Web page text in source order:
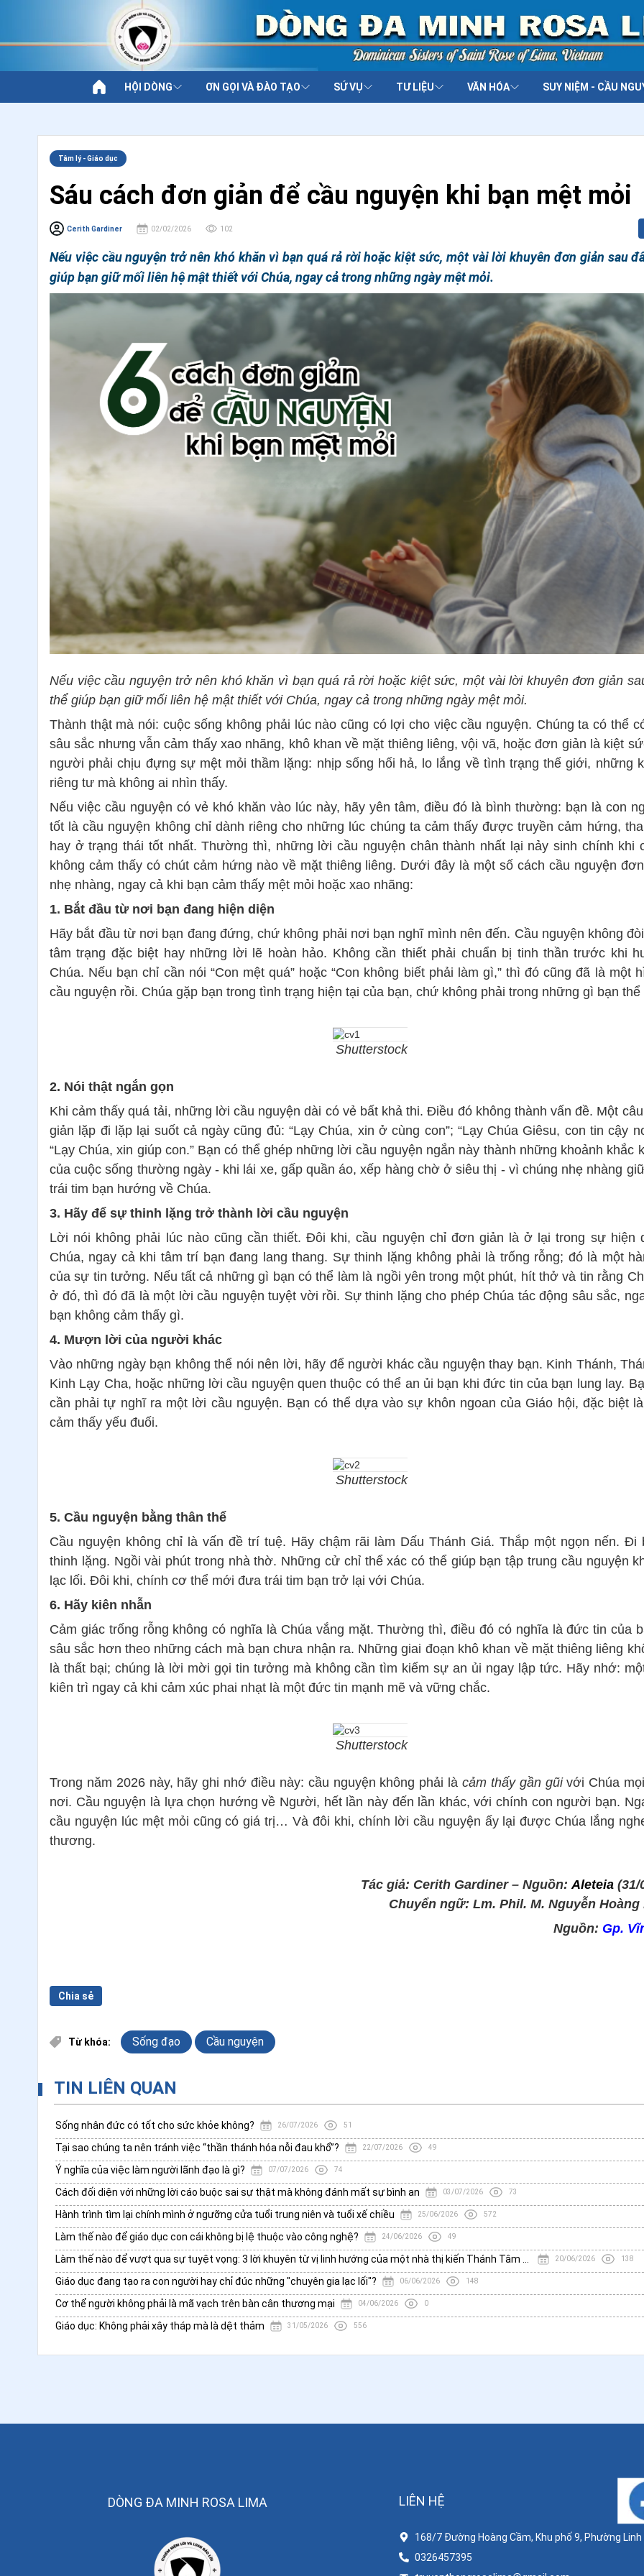
HỘI DÒNG ƠN GỌI VÀ ĐÀO TẠO SỨ VỤ TƯ LIỆU VĂN HÓA SUY NIỆM - CẦU
Tâm lý - Giáo dục
Sáu cách đơn giản để cầu nguyện khi bạn mệt mỏi
Cerith Gardiner 02/02/2026 102
Nếu việc cầu nguyện trở nên khó khăn vì bạn quá rả rời hoặc kiệt sức, một vài lời khuyên đơn giản sau
giúp bạn giữ mối liên hệ mật thiết với Chúa, ngay cả trong những ngày mệt mỏi.
Nếu việc cầu nguyện trở nên khó khăn vì bạn quá rả rời hoặc kiệt sức, một vài lời khuyên đơn giản
thể giúp bạn giữ mối liên hệ mật thiết với Chúa, ngay cả trong những ngày mệt mỏi.
Thành thật mà nói: cuộc sống không phải lúc nào cũng có lợi cho việc cầu nguyện. Chúng ta có thể
sâu sắc nhưng vẫn cảm thấy xao nhãng, khô khan về mặt thiêng liêng, vội vã, hoặc đơn giản là kiệt
người phải chịu đựng sự mệt mỏi thầm lặng: nhịp sống hối hả, lo lắng về tình trạng thế giới, những
riêng tư mà không ai nhìn thấy.
Nếu việc cầu nguyện có vẻ khó khăn vào lúc này, hãy yên tâm, điều đó là bình thường: bạn là con
tốt là cầu nguyện không chỉ dành riêng cho những lúc chúng ta cảm thấy được truyền cảm hứng,
hay ở trạng thái tốt nhất. Thường thì, những lời cầu nguyện chân thành nhất lại nảy sinh chính khi
không cảm thấy có chút cảm hứng nào về mặt thiêng liêng. Dưới đây là một số cách cầu nguyện
nhẹ nhàng, ngay cả khi bạn cảm thấy mệt mỏi hoặc xao nhãng:
1. Bắt đầu từ nơi bạn đang hiện diện
Hãy bắt đầu từ nơi bạn đang đứng, chứ không phải nơi bạn nghĩ mình nên đến. Cầu nguyện không
tâm trạng đặc biệt hay những lời lẽ hoàn hảo. Không cần thiết phải chuẩn bị tinh thần trước khi
Chúa. Nếu bạn chỉ cần nói “Con mệt quá” hoặc “Con không biết phải làm gì,” thì đó cũng đã là một
cầu nguyện rồi. Chúa gặp bạn trong tình trạng hiện tại của bạn, chứ không phải trong những gì bạn thể
Shutterstock
2. Nói thật ngắn gọn
Khi cảm thấy quá tải, những lời cầu nguyện dài có vẻ bất khả thi. Điều đó không thành vấn đề. Một
giản lặp đi lặp lại suốt cả ngày cũng đủ: “Lạy Chúa, xin ở cùng con”; “Lạy Chúa Giêsu, con tin cậy
“Lạy Chúa, xin giúp con.” Bạn có thể ghép những lời cầu nguyện ngắn này thành những khoảnh khắc
của cuộc sống thường ngày - khi lái xe, gấp quần áo, xếp hàng chờ ở siêu thị - vì chúng nhẹ nhàng
trái tim bạn hướng về Chúa.
3. Hãy để sự thinh lặng trở thành lời cầu nguyện
Lời nói không phải lúc nào cũng cần thiết. Đôi khi, cầu nguyện chỉ đơn giản là ở lại trong sự hiện
Chúa, ngay cả khi tâm trí bạn đang lang thang. Sự thinh lặng không phải là trống rỗng; đó là một
của sự tin tưởng. Nếu tất cả những gì bạn có thể làm là ngồi yên trong một phút, hít thở và tin rằng
ở đó, thì đó đã là một lời cầu nguyện tuyệt vời rồi. Sự thinh lặng cho phép Chúa tác động sâu sắc,
bạn không cảm thấy gì.
4. Mượn lời của người khác
Vào những ngày bạn không thể nói nên lời, hãy để người khác cầu nguyện thay bạn. Kinh Thánh,
Kinh Lạy Cha, hoặc những lời cầu nguyện quen thuộc có thể an ủi bạn khi đức tin của bạn lung lay.
cần phải tự nghĩ ra một lời cầu nguyện. Bạn có thể dựa vào sự khôn ngoan của Giáo hội, đặc biệt
cảm thấy yếu đuối.
Shutterstock
5. Cầu nguyện bằng thân thể
Cầu nguyện không chỉ là vấn đề trí tuệ. Hãy chậm rãi làm Dấu Thánh Giá. Thắp một ngọn nến. Đi
thinh lặng. Ngồi vài phút trong nhà thờ. Những cử chỉ thể xác có thể giúp bạn tập trung cầu nguyện
lạc lối. Đôi khi, chính cơ thể mới đưa trái tim bạn trở lại với Chúa.
6. Hãy kiên nhẫn
Cảm giác trống rỗng không có nghĩa là Chúa vắng mặt. Thường thì, điều đó có nghĩa là đức tin của
sâu sắc hơn theo những cách mà bạn chưa nhận ra. Những giai đoạn khô khan về mặt thiêng liêng
là thất bại; chúng là lời mời gọi tin tưởng mà không cần tìm kiếm sự an ủi ngay lập tức. Hãy nhớ:
kiên trì ngay cả khi cảm xúc phai nhạt là một đức tin mạnh mẽ và vững chắc.
Shutterstock
Trong năm 2026 này, hãy ghi nhớ điều này: cầu nguyện không phải là cảm thấy gần gũi với Chúa
nơi. Cầu nguyện là lựa chọn hướng về Người, hết lần này đến lần khác, với chính con người bạn.
cầu nguyện lúc mệt mỏi cũng có giá trị… Và đôi khi, chính lời cầu nguyện ấy lại được Chúa lắng
thương.
Tác giả: Cerith Gardiner – Nguồn: Aleteia (31/
Chuyển ngữ: Lm. Phil. M. Nguyễn Hoàng
Nguồn: Gp.
Chia sẻ
Từ khóa: Sống đạo Cầu nguyện
TIN LIÊN QUAN
Sống nhân đức có tốt cho sức khỏe không? 26/07/2026 51
Tại sao chúng ta nên tránh việc “thần thánh hóa nỗi đau khổ”? 22/07/2026 49
Ý nghĩa của việc làm người lãnh đạo là gì? 07/07/2026 74
Cách đối diện với những lời cáo buộc sai sự thật mà không đánh mất sự bình an 03/07/2026 73
Hành trình tìm lại chính mình ở ngưỡng cửa tuổi trung niên và tuổi xế chiều 25/06/2026 572
Làm thế nào để giáo dục con cái không bị lệ thuộc vào công nghệ? 24/06/2026 49
20/06/2026 138
Giáo dục đang tạo ra con người hay chỉ đúc những "chuyên gia lạc lối"? 06/06/2026 148
Cơ thể người không phải là mã vạch trên bàn cân thương mại 04/06/2026 0
Giáo dục: Không phải xây tháp mà là dệt thảm 31/05/2026 556
DÒNG ĐA MINH ROSA LIMA LIÊN HỆ
168/7 Đường Hoàng Cầm, Khu phố 9, Phường
0326457395